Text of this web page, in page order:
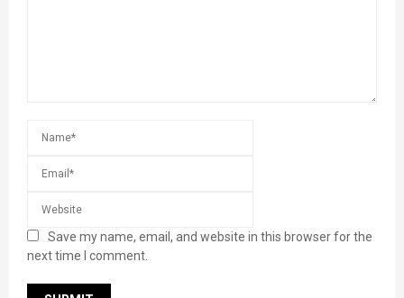
Save my name, email, and website in this browser for the
next time I comment.